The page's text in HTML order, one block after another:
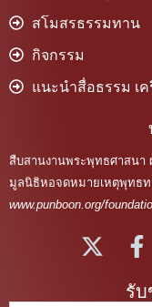
สโมสรธรรมทาน
กิจกรรม
แนะนำสื่อธรรม เค
สืบสานงานพระพุทธศาสน
มูลนิธิหอจดหมายเหตุพุทธ
www.punboon.org/
รับ